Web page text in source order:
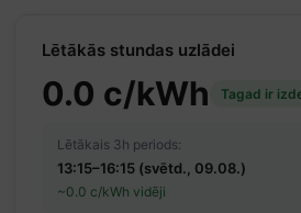
Lētākās stundas uzlādei
0.0 c/kWh Tagad ir
Lētākais 3h periods:
13:15–16:15 (svētd., 09.08.)
~0.0 c/kWh vidēji